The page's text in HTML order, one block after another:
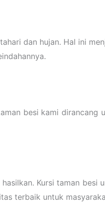
dan hujan. Hal ini
besi kami dirancang
Kursi taman besi
terbaik untuk